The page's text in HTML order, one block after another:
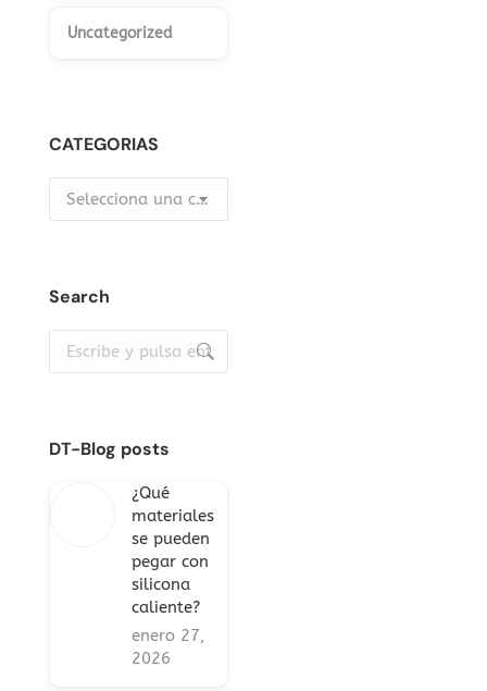
Uncategorized
CATEGORIAS
Selecciona una categoría
Search
DT-Blog posts
¿Qué
materiales
se pueden
pegar con
silicona
caliente?
enero 27,
2026